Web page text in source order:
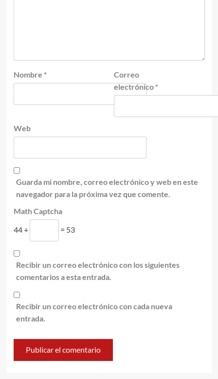
Nombre *
Correo
electrónico *
Web
Guarda mi nombre, correo electrónico y web en este
navegador para la próxima vez que comente.
Math Captcha
44 +
= 53
Recibir un correo electrónico con los siguientes
comentarios a esta entrada.
Recibir un correo electrónico con cada nueva
entrada.